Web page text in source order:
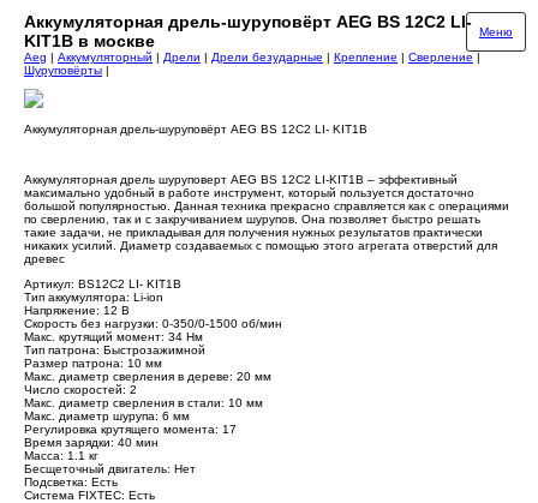
Аккумуляторная дрель-шуруповёрт AEG BS 12C2 LI-
KIT1В в москве
Меню
Aeg | Аккумуляторный | Дрели | Дрели безударные | Крепление | Сверление |
Шуруповёрты |
Аккумуляторная дрель-шуруповёрт AEG BS 12C2 LI- KIT1В
Аккумуляторная дрель шуруповерт AEG BS 12C2 LI-KIT1B – эффективный
максимально удобный в работе инструмент, который пользуется достаточно
большой популярностью. Данная техника прекрасно справляется как с операциями
по сверлению, так и с закручиванием шурупов. Она позволяет быстро решать
такие задачи, не прикладывая для получения нужных результатов практически
никаких усилий. Диаметр создаваемых с помощью этого агрегата отверстий для
древес
Артикул: BS12C2 LI- KIT1В
Тип аккумулятора: Li-ion
Напряжение: 12 В
Скорость без нагрузки: 0-350/0-1500 об/мин
Макс. крутящий момент: 34 Нм
Тип патрона: Быстрозажимной
Размер патрона: 10 мм
Макс. диаметр сверления в дереве: 20 мм
Число скоростей: 2
Макс. диаметр сверления в стали: 10 мм
Макс. диаметр шурупа: 6 мм
Регулировка крутящего момента: 17
Время зарядки: 40 мин
Масса: 1.1 кг
Бесщеточный двигатель: Нет
Подсветка: Есть
Система FIXTEC: Есть